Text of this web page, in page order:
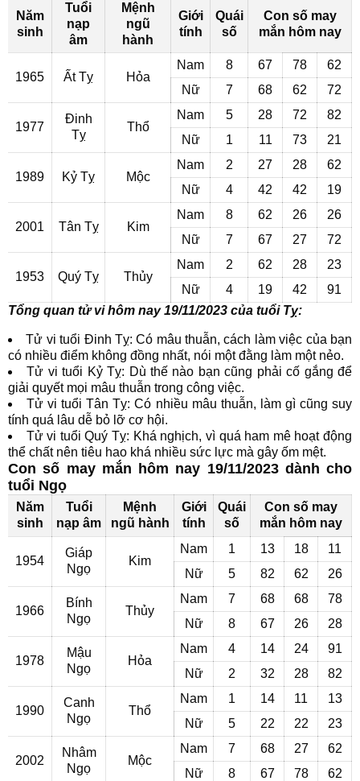
Năm
sinh
Tuổi
nạp
âm
Mệnh
ngũ
hành
Giới
tính
Quái
số
Con số may
mắn hôm nay
1965 Ất Tỵ Hỏa
Nam 8 67 78
62
Nữ
7 68 62 72
1977
Đinh
Tỵ
Thổ
Nam 5 28 72
82
Nữ
1 11 73 21
1989 Kỷ Tỵ Mộc
Nam 2 27 28
62
Nữ
4 42 42 19
2001 Tân Tỵ Kim
Nam 8 62 26
26
Nữ
7 67 27 72
1953 Quý Tỵ Thủy
Nam 2 62 28
23
Nữ
4 19 42
91
Tổng quan tử vi hôm nay 19/11/2023 của tuổi Tỵ:
Tử vi tuổi Đinh Tỵ: Có mâu thuẫn, cách làm việc của bạn
có nhiều điểm không đồng nhất, nói một đằng làm một nẻo.
Tử vi tuổi Kỷ Tỵ: Dù thế nào bạn cũng phải cố gắng để
giải quyết mọi mâu thuẫn trong công việc.
Tử vi tuổi Tân Tỵ: Có nhiều mâu thuẫn, làm gì cũng suy
tính quá lâu dễ bỏ lỡ cơ hội.
Tử vi tuổi Quý Tỵ: Khá nghịch, vì quá ham mê hoạt động
thể chất nên tiêu hao khá nhiều sức lực mà gây ốm mệt.
Con số may mắn hôm nay 19/11/2023 dành cho
tuổi Ngọ
Năm
sinh
Tuổi
nạp âm
Mệnh
ngũ hành
Giới
tính
Quái
số
Con số may
mắn hôm nay
1954
Giáp
Ngọ
Kim
Nam 1 13 18
11
Nữ
5 82 62 26
1966
Bính
Ngọ
Thủy
Nam 7 68 68
78
Nữ
8 67 26 28
1978
Mậu
Ngọ
Hỏa
Nam 4 14 24
91
Nữ
2 32 28 82
1990
Canh
Ngọ
Thổ
Nam 1 14 11
13
Nữ
5 22 22 23
2002
Nhâm
Ngọ
Mộc
Nam 7 68 27
62
Nữ
8 67 78
62